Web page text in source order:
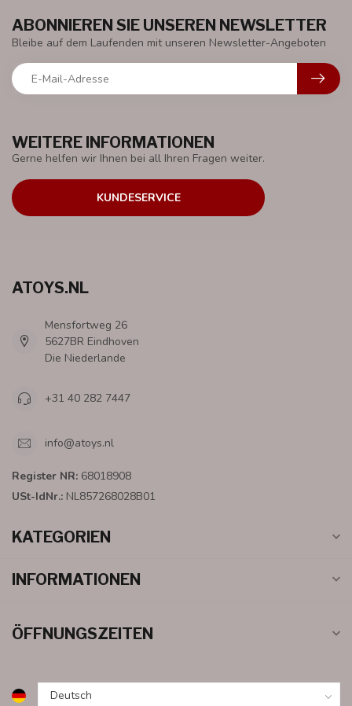
WEITERE INFORMATIONEN
Gerne helfen wir Ihnen bei all Ihren Fragen weiter.
KUNDESERVICE
ABONNIEREN SIE UNSEREN NEWSLETTER
Bleibe auf dem Laufenden mit unseren Newsletter-Angeboten
ATOYS.NL
Mensfortweg 26
5627BR Eindhoven
Die Niederlande
+31 40 282 7447
info@atoys.nl
Register NR: 68018908
USt-IdNr.: NL857268028B01
KATEGORIEN
INFORMATIONEN
ÖFFNUNGSZEITEN